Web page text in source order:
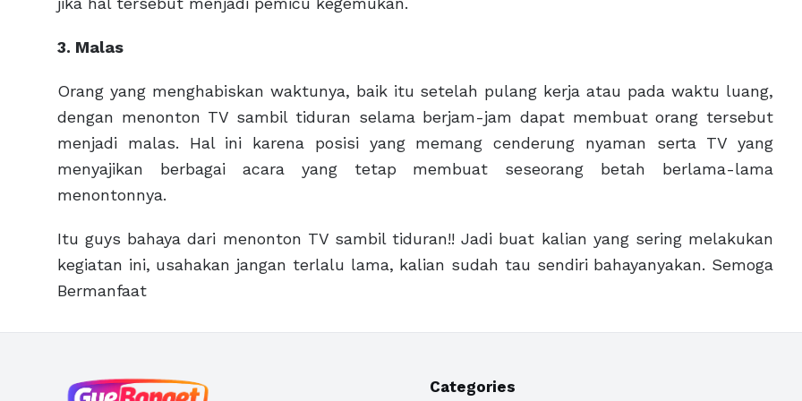
3. Malas
Orang yang menghabiskan waktunya, baik itu setelah pulang kerja atau pada waktu luang,
dengan menonton TV sambil tiduran selama berjam-jam dapat membuat orang tersebut
menjadi malas. Hal ini karena posisi yang memang cenderung nyaman serta TV yang
menyajikan berbagai acara yang tetap membuat seseorang betah berlama-lama
menontonnya.
Itu guys bahaya dari menonton TV sambil tiduran!! Jadi buat kalian yang sering melakukan
kegiatan ini, usahakan jangan terlalu lama, kalian sudah tau sendiri bahayanyakan. Semoga
Bermanfaat
Categories